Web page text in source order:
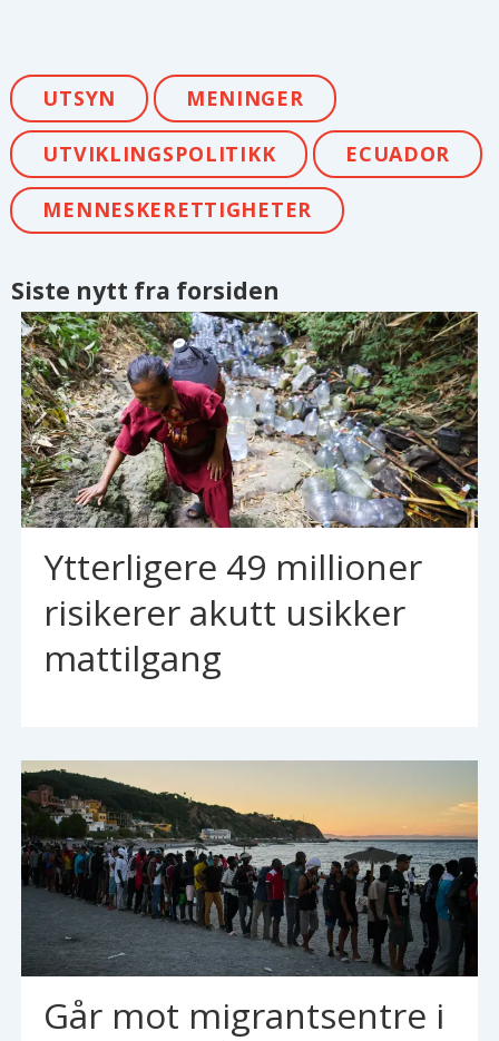
UTSYN MENINGER
UTVIKLINGSPOLITIKK ECUADOR
MENNESKERETTIGHETER
Siste nytt fra forsiden
Ytterligere 49 millioner
risikerer akutt usikker
mattilgang
Går mot migrantsentre i